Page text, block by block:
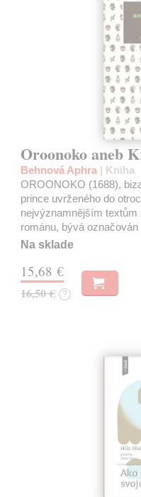
Oroonoko aneb
Behnová Aphra | Kniha
OROONOKO (1688),
prince uvrženého do
nejvýznamnějším
románu, bývá
Na sklade
15,68 €
16,50 € ?